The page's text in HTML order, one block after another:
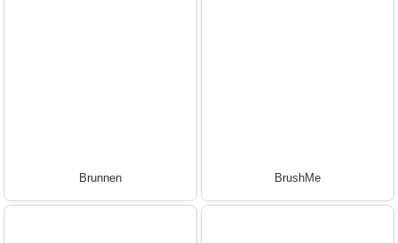
Brunnen BrushMe